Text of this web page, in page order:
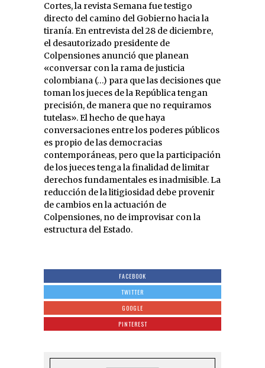
Cortes, la revista Semana fue testigo
directo del camino del Gobierno hacia la
tiranía. En entrevista del 28 de diciembre,
el desautorizado presidente de
Colpensiones anunció que planean
«conversar con la rama de justicia
colombiana (…) para que las decisiones que
toman los jueces de la República tengan
precisión, de manera que no requiramos
tutelas». El hecho de que haya
conversaciones entre los poderes públicos
es propio de las democracias
contemporáneas, pero que la participación
de los jueces tenga la finalidad de limitar
derechos fundamentales es inadmisible. La
reducción de la litigiosidad debe provenir
de cambios en la actuación de
Colpensiones, no de improvisar con la
estructura del Estado.
FACEBOOK
TWITTER
GOOGLE
PINTEREST